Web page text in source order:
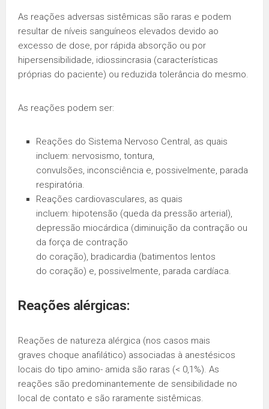
As reações adversas sistêmicas são raras e podem
resultar de níveis sanguíneos elevados devido ao
excesso de dose, por rápida absorção ou por
hipersensibilidade, idiossincrasia (características
próprias do paciente) ou reduzida tolerância do mesmo.
As reações podem ser:
Reações do Sistema Nervoso Central, as quais
incluem: nervosismo, tontura,
convulsões, inconsciência e, possivelmente, parada
respiratória.
Reações cardiovasculares, as quais
incluem: hipotensão (queda da pressão arterial),
depressão miocárdica (diminuição da contração ou
da força de contração
do coração), bradicardia (batimentos lentos
do coração) e, possivelmente, parada cardíaca.
Reações alérgicas:
Reações de natureza alérgica (nos casos mais
graves choque anafilático) associadas à anestésicos
locais do tipo amino- amida são raras (< 0,1%). As
reações são predominantemente de sensibilidade no
local de contato e são raramente sistêmicas.